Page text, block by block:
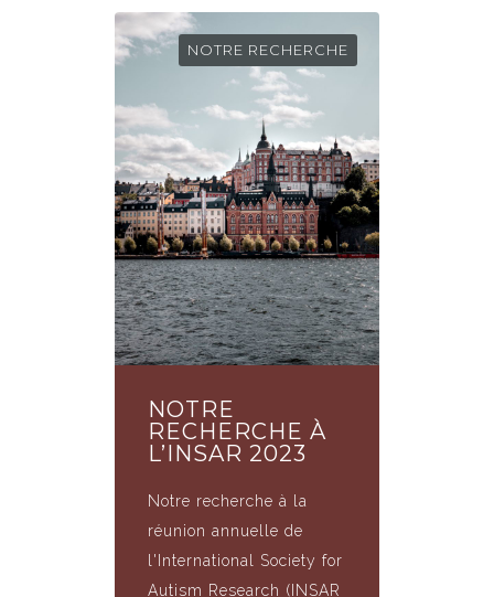
NOTRE RECHERCHE
NOTRE
RECHERCHE À
L’INSAR 2023
Notre recherche à la
réunion annuelle de
l'International Society for
Autism Research (INSAR